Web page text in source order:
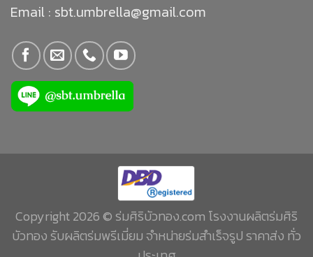
Email : sbt.umbrella@gmail.com
Copyright 2026 © ร่มศิริบัวทอง.com โรงงานผลิตร่มศิริ
บัวทอง รับผลิตร่มพรีเมี่ยม จำหน่ายร่มสำเร็จรูป ราคาส่ง ทั่ว